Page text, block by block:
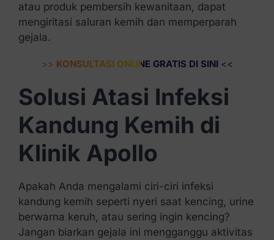
atau produk pembersih kewanitaan, dapat
mengiritasi saluran kemih dan memperparah
gejala.
>> KONSULTASI ONLINE GRATIS DI SINI <<
Solusi Atasi Infeksi
Kandung Kemih di
Klinik Apollo
Apakah Anda mengalami ciri-ciri infeksi
kandung kemih seperti nyeri saat kencing, urine
berwarna keruh, atau sering ingin kencing?
Jangan biarkan gejala ini mengganggu aktivitas